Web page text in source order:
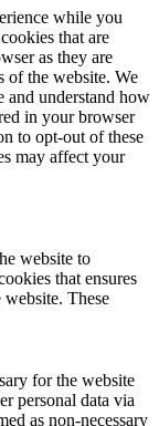
while you
that are
as they are
of the website. We
and understand how
in your browser
to opt-out of these
may affect your
website to
that ensures
These
for the website
personal data via
as non-necessary